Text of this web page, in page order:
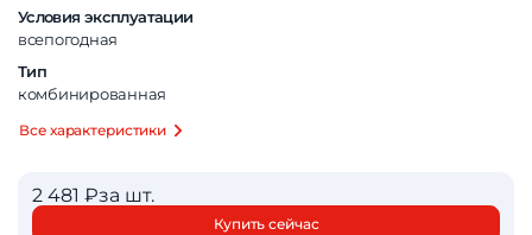
Условия эксплуатации
всепогодная
Тип
комбинированная
Все характеристики
2 481 ₽за шт.
Купить сейчас